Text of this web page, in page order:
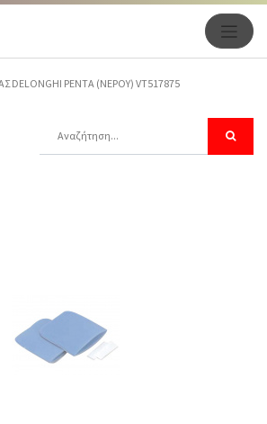
DELONGHI PENTA (NEPOY) VT517875